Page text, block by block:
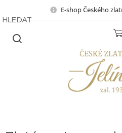
E-shop Českého
HLEDAT